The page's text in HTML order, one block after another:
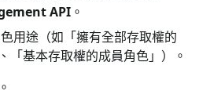
API 。
用途（如「擁有全部存取權的
「基本存取權的成員角色」）。